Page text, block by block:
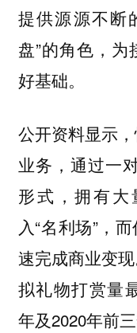
提供源源不断
盘”的角色，
好基础。
公开资料显示
业务，通过一
形式，拥有
入“名利场”，
速完成商业变
拟礼物打赏量
年及2020年前